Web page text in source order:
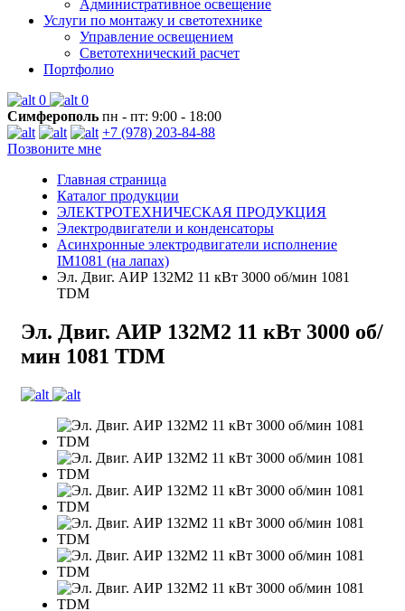
Административное освещение
Услуги по монтажу и светотехнике
Управление освещением
Светотехнический расчет
Портфолио
0
0
Симферополь пн - пт: 9:00 - 18:00
+7 (978) 203-84-88
Позвоните мне
Главная страница
Каталог продукции
ЭЛЕКТРОТЕХНИЧЕСКАЯ ПРОДУКЦИЯ
Электродвигатели и конденсаторы
Асинхронные электродвигатели исполнение
IM1081 (на лапах)
Эл. Двиг. АИР 132M2 11 кВт 3000 об/мин 1081
TDM
Эл. Двиг. АИР 132M2 11 кВт 3000 об/
мин 1081 TDM